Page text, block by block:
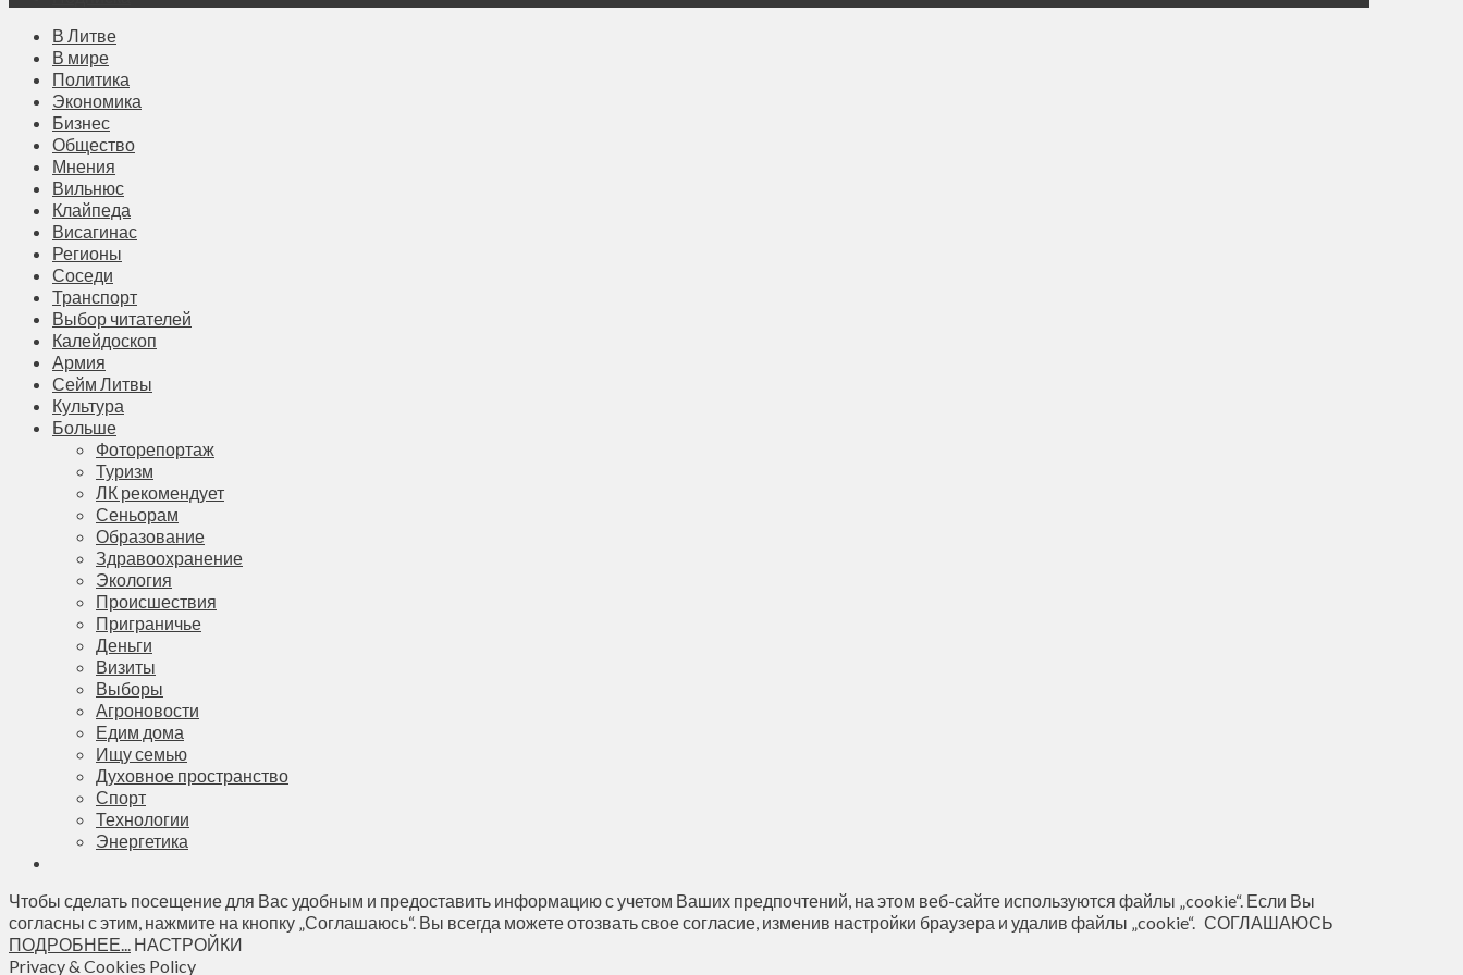
В Литве
В мире
Политика
Экономика
Бизнес
Общество
Мнения
Вильнюс
Клайпеда
Висагинас
Регионы
Соседи
Транспорт
Выбор читателей
Калейдоскоп
Армия
Сейм Литвы
Культура
Больше
Фоторепортаж
Туризм
ЛК рекомендует
Сеньорам
Образование
Здравоохранение
Экология
Происшествия
Приграничье
Деньги
Визиты
Выборы
Агроновости
Едим дома
Ищу семью
Духовное пространство
Спорт
Технологии
Энергетика
Чтобы сделать посещение для Вас удобным и предоставить информацию с учетом Ваших предпочтений, на этом веб-сайте используются файлы „cookie“. Если Вы
согласны с этим, нажмите на кнопку „Соглашаюсь“. Вы всегда можете отозвать свое согласие, изменив настройки браузера и удалив файлы „cookie“. СОГЛАШАЮСЬ
ПОДРОБНЕЕ... НАСТРОЙКИ
Privacy & Cookies Policy